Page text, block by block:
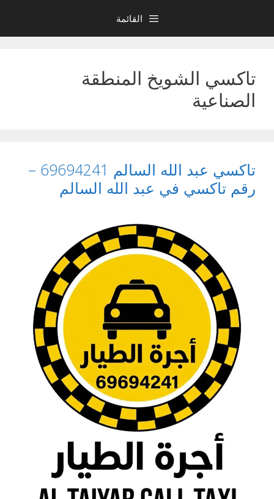
المحتوى
القائمة
تاكسي الشويخ المنطقة
الصناعية
تاكسي عبد الله السالم 69694241 –
رقم تاكسي في عبد الله السالم